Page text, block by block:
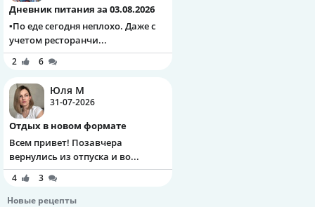
Дневник питания за 03.08.2026
▪️По еде сегодня неплохо. Даже с
учетом ресторанчи...
2 6
Юля М
31-07-2026
Отдых в новом формате
Всем привет! Позавчера
вернулись из отпуска и во...
4
3
Новые рецепты